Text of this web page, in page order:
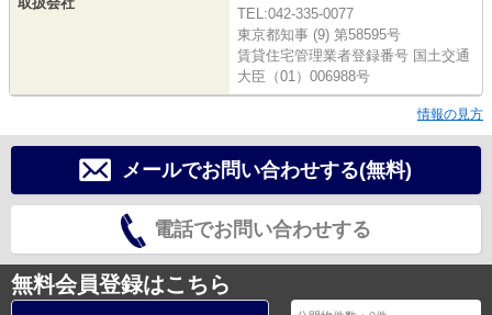
TEL:042-335-0077
東京都知事 (9) 第58595号
賃貸住宅管理業者登録番号 国土交通
大臣（01）006988号
情報の見方
メールでお問い合わせする(無料)
電話でお問い合わせする
無料会員登録はこちら